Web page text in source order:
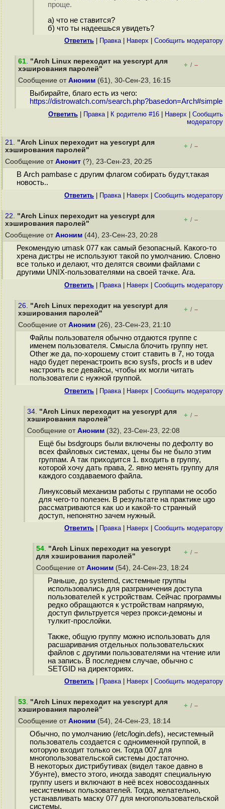
проще.
а) что не ставится?
б) что ты надеешься увидеть?
Ответить Правка| Наверх Cообщить модератору
61. "Arch Linux переходит на yescrypt для
хэширования паролей"
+ / –
Сообщение от Аноним (61), 30-Сен-23, 16:15
Выбирайте, благо есть из чего:
https://distrowatch.com/search.php?basedon=Arch#simple
Ответить Правка| К родителю #16 Наверх
Cообщить
модератору
21. "Arch Linux переходит на yescrypt для
хэширования паролей"
+ / –
Сообщение от Анонит (?), 23-Сен-23, 20:25
В Arch pambase с другим флагом собирать будут,такая
новость..
Ответить Правка| Наверх Cообщить модератору
22. "Arch Linux переходит на yescrypt для
хэширования паролей"
+ / –
Сообщение от Аноним (44), 23-Сен-23, 20:28
Рекомендую umask 077 как самый безопасный. Какого-то
хрена дистры не используют такой по умолчанию. Словно
все только и делают, что делятся своими файлами с
другими UNIX-пользователями на своей тачке. Ага.
Ответить Правка| Наверх Cообщить модератору
26. "Arch Linux переходит на yescrypt для
хэширования паролей"
+ / –
Сообщение от Аноним (26), 23-Сен-23, 21:10
Файлы пользователя обычно отдаются группе с
именем пользователя. Смысла блочить группу нет.
Other же да, по-хорошему стоит ставить в 7, но тогда
надо будет перенастроить всю sysfs, procfs и в udev
настроить все девайсы, чтобы их могли читать
пользователи с нужной группой.
Ответить Правка| Наверх Cообщить модератору
34. "Arch Linux переходит на yescrypt для
хэширования паролей"
+ / –
Сообщение от Аноним (32), 23-Сен-23, 22:08
Ещё бы bsdgroups были включены по дефолту во
всех файловых системах, цены бы не было этим
группам. А так приходится 1. входить в группу,
которой хочу дать права, 2. явно менять группу для
каждого создаваемого файла.
Линуксовый механизм работы с группами не особо
для чего-то полезен. В результате на практике ugo
рассматриваются как uo и какой-то странный
доступ, непонятно зачем нужный.
Ответить Правка| Наверх Cообщить модератору
54. "Arch Linux переходит на yescrypt
для хэширования паролей"
+ / –
Сообщение от Аноним (54), 24-Сен-23, 18:24
Раньше, до systemd, системные группы
использовались для разграничения доступа
пользователей к устройствам. Сейчас программы
редко обращаются к устройствам напрямую,
доступ фильтруется через прокси-демоны и
тулкит-прослойки.
Также, общую группу можно использовать для
расшаривания отдельных пользовательских
файлов с другими пользователями на чтение или
на запись. В последнем случае, обычно с
SETGID на директориях.
Ответить Правка| Наверх Cообщить модератору
53. "Arch Linux переходит на yescrypt для
хэширования паролей"
+ / –
Сообщение от Аноним (54), 24-Сен-23, 18:14
Обычно, по умолчанию (/etc/login.defs), несистемный
пользователь создается с одноименной группой, в
которую входит только он. Тогда 007 для
многопользовательской системы достаточно.
В некоторых дистрибутивах (видел такое давно в
Убунте), вместо этого, иногда заводят специальную
группу users и включают в неё всех новосозданных
несистемных пользователей. Тогда, желательно,
устанавливать маску 077 для многопользовательской
системы.